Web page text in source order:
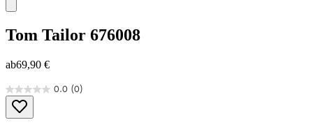
Tom Tailor 676008
ab69,90 €
0.0 (0)
0.0
von
5